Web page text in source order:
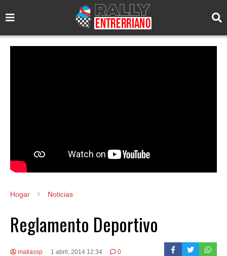
Hogar Noticias
Reglamento Deportivo
matiassp 1 abril, 2014 12:34 0